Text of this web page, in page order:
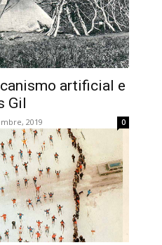
artificial e
Gil
2019 0